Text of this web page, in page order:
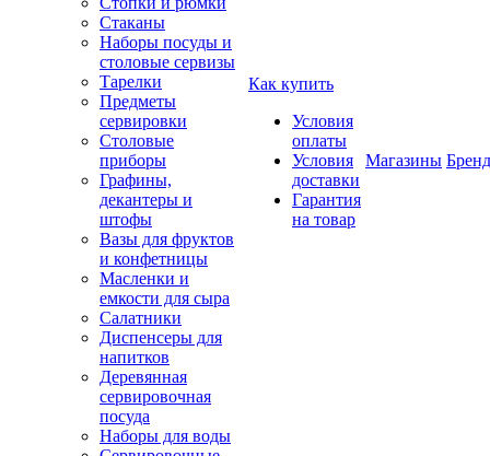
Стаканы
Наборы посуды и
столовые сервизы
Тарелки
Предметы
сервировки
Столовые
приборы
Графины,
декантеры и
штофы
Вазы для фруктов
и конфетницы
Масленки и
емкости для сыра
Салатники
Диспенсеры для
напитков
Деревянная
сервировочная
посуда
Наборы для воды
Как купить
Условия
оплаты
Условия
доставки
Гарантия
на товар
Магазины